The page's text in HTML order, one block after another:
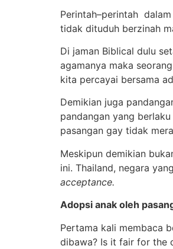
Perintah–perintah
tidak dituduh berzinah
Di jaman Biblical dulu
agamanya maka
kita percayai bersama
Demikian juga
pandangan yang
pasangan gay tidak
Meskipun demikian
ini. Thailand, negara
acceptance.
Adopsi anak oleh
Pertama kali membaca
dibawa? Is it fair for the